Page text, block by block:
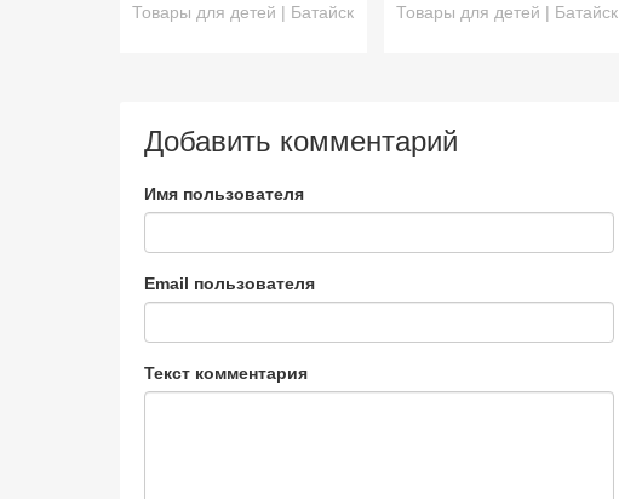
Товары для детей | Батайск Товары для детей | Батайск
Добавить комментарий
Имя пользователя
Email пользователя
Текст комментария